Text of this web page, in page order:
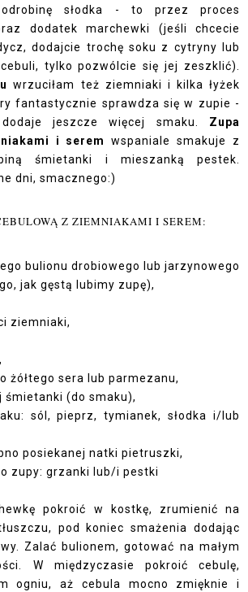
odrobinę słodka - to przez proces
dodatek marchewki (jeśli chcecie
dodajcie trochę soku z cytryny lub
tylko pozwólcie się jej zeszklić).
wrzuciłam też ziemniaki i kilka łyżek
fantastycznie sprawdza się w zupie -
jeszcze więcej smaku. Zupa
i seremwspaniale smakuje z
śmietanki i mieszanką pestek.
dni, smacznego:)
Z ZIEMNIAKAMI I SEREM:
bulionu drobiowego lub jarzynowego
jak gęstą lubimy zupę),
ziemniaki,
żółtego sera lub parmezanu,
śmietanki (do smaku),
sól, pieprz, tymianek, słodka i/lub
posiekanej natki pietruszki,
zupy: grzanki lub/i pestki
pokroić w kostkę, zrumienić na
pod koniec smażenia dodając
Zalać bulionem, gotować na małym
W międzyczasie pokroić cebulę,
ogniu, aż cebula mocno zmięknie i